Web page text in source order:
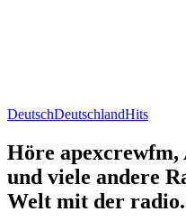
DeutschDeutschlandHits
Höre
und viele andere
Welt mit der